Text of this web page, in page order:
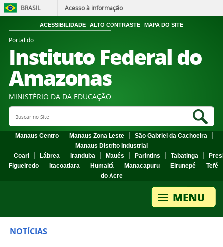
BRASIL Acesso à informação
ACESSIBILIDADE ALTO CONTRASTE MAPA DO SITE
Portal do
Instituto Federal do
Amazonas
MINISTÉRIO DA DA EDUCAÇÃO
Search Site
Manaus Centro Manaus Zona Leste
São Gabriel da Cachoeira
Manaus Distrito Industrial
Coari
Lábrea Iranduba Maués Parintins Tabatinga
Figueiredo
Itacoatiara Humaitá Manacapuru Eirunepé
Tefé
do Acre
NOTÍCIAS